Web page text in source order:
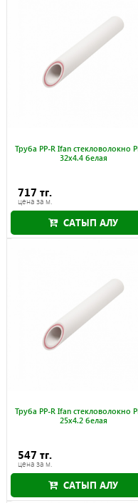
Труба PP-R Ifan стекловолокно
32x4.4 белая
717 тг.
цена за м.
САТЫП АЛУ
Труба PP-R Ifan стекловолокно
25x4.2 белая
547 тг.
цена за м.
САТЫП АЛУ